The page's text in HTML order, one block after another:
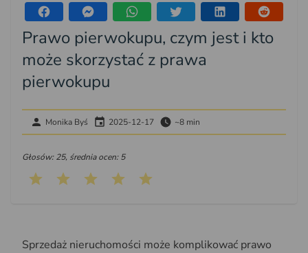
Prawo pierwokupu, czym jest i kto
może skorzystać z prawa
pierwokupu
Monika Byś 2025-12-17 ~8 min
Głosów: 25, średnia ocen: 5
Sprzedaż nieruchomości może komplikować prawo